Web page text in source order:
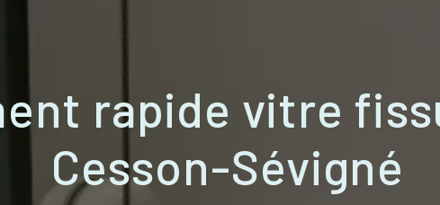
rapide vitre
Cesson-Sévigné